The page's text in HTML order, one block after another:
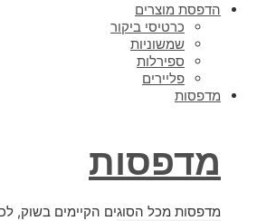
הדפסת מוצרים
כרטיסי ביקור
שמשוניות
ספירלות
פליירים
מדפסות
מדפסות
מדפסות מכל הסוגים הקיימים בשוק,